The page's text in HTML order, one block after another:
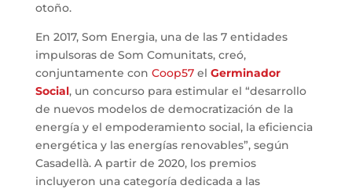
otoño.
En 2017, Som Energia, una de las 7 entidades
impulsoras de Som Comunitats, creó,
conjuntamente con Coop57el Germinador
Social, un concurso para estimular el “desarrollo
de nuevos modelos de democratización de la
energía y el empoderamiento social, la eficiencia
energética y las energías renovables”, según
Casadellà. A partir de 2020, los premios
incluyeron una categoría dedicada a las